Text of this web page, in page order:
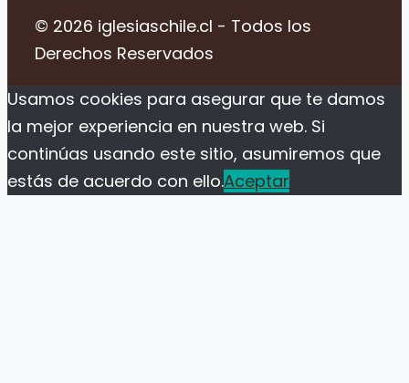
© 2026 iglesiaschile.cl - Todos los
Derechos Reservados
Usamos cookies para asegurar que te damos
la mejor experiencia en nuestra web. Si
continúas usando este sitio, asumiremos que
estás de acuerdo con ello.Aceptar